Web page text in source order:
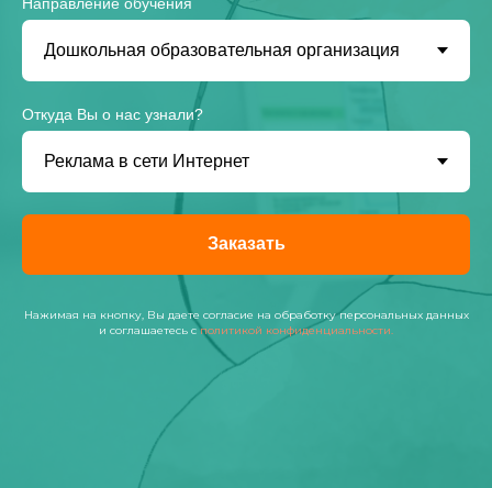
Направление обучения
Откуда Вы о нас узнали?
Нажимая на кнопку, Вы даете согласие на обработку персональных данных
политикой конфиденциальности.